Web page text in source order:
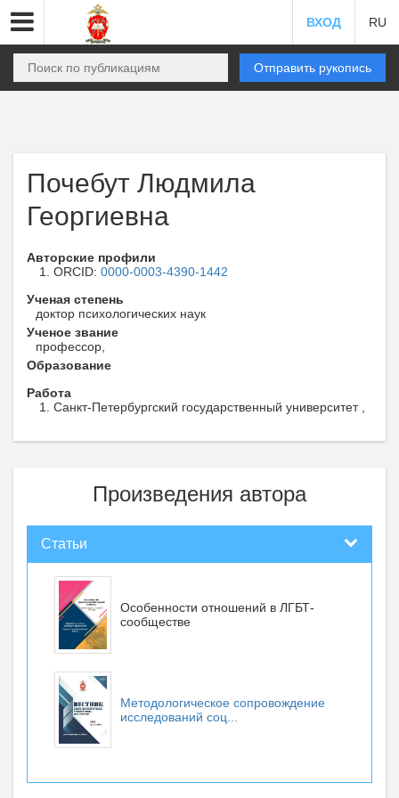
ВХОД RU
Отправить рукопись
Почебут Людмила
Георгиевна
Авторские профили
ORCID: 0000-0003-4390-1442
Ученая степень
доктор психологических наук
Ученое звание
профессор,
Образование
Работа
Санкт-Петербургский государственный университет ,
Произведения автора
Статьи
Особенности отношений в ЛГБТ-
сообществе
Методологическое сопровождение
исследований соц...